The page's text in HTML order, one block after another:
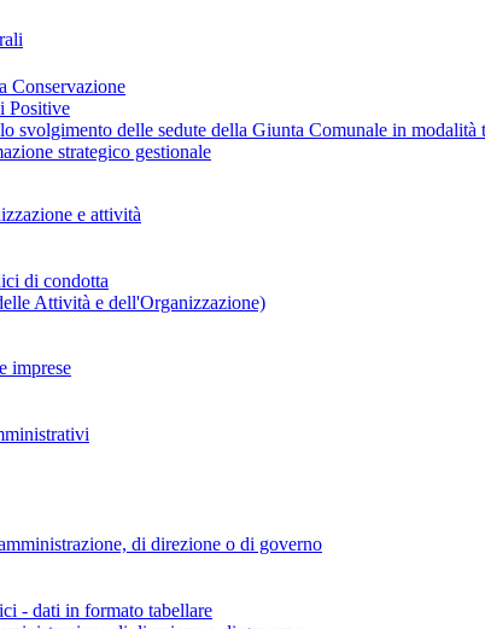
Conservazione
Positive
svolgimento delle sedute della Giunta Comunale in modalità
strategico gestionale
e attività
di condotta
Attività e dell'Organizzazione)
imprese
di direzione o di governo
- dati in formato tabellare